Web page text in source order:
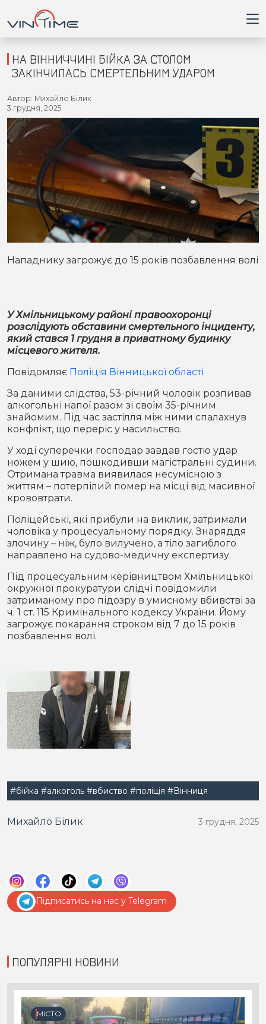
Головна
Війна
Кримінал
Здоров'я
Приватна думка
Відео
Партнери
Спорт
Історія
Футбол
Контакти
Підписатись на нас у Telegram
НА ВІННИЧЧИНІ БІЙКА ЗА СТОЛОМ
ЗАКІНЧИЛАСЬ СМЕРТЕЛЬНИМ УДАРОМ
Автор: Михайло Білик
3 грудня, 2025
Нападнику загрожує до 15 років позбавлення волі
У Хмільницькому районі правоохоронці
розслідують обставини смертельного інциденту,
який стався 1 грудня в приватному будинку
місцевого жителя.
Повідомляє Поліція Вінницької області
За даними слідства, 53-річний чоловік розпивав
алкогольні напої разом зі своїм 35-річним
знайомим. Під час застілля між ними спалахнув
конфлікт, що переріс у насильство.
У ході суперечки господар завдав гостю удар
ножем у шию, пошкодивши магістральні судини.
Отримана травма виявилася несумісною з
життям – потерпілий помер на місці від масивної
крововтрати.
Поліцейські, які прибули на виклик, затримали
чоловіка у процесуальному порядку. Знаряддя
злочину – ніж, було вилучено, а тіло загиблого
направлено на судово-медичну експертизу.
Під процесуальним керівництвом Хмільницької
окружної прокуратури слідчі повідомили
затриманому про підозру в умисному вбивстві за
ч. 1 ст. 115 Кримінального кодексу України. Йому
загрожує покарання строком від 7 до 15 років
позбавлення волі.
#бійка #алкоголь #вбиство #поліція #Вінниця
Михайло Білик 3 грудня, 2025
Підписатись на нас у Telegram
ПОПУЛЯРНІ НОВИНИ
МІСТО